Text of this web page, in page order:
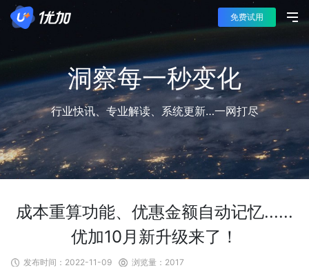
免费试用
洞察每一秒变化
行业快讯、专业解读、系统更新…一网打尽
成本重算功能、优惠金额自动记忆......
优加10月新升级来了！
发布时间： 2022-11-09 浏览量： 2017